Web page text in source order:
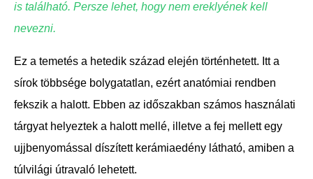
is található. Persze lehet, hogy nem ereklyének kell
nevezni.
Ez a temetés a hetedik század elején történhetett. Itt a
sírok többsége bolygatatlan, ezért anatómiai rendben
fekszik a halott. Ebben az időszakban számos használati
tárgyat helyeztek a halott mellé, illetve a fej mellett egy
ujjbenyomással díszített kerámiaedény látható, amiben a
túlvilági útravaló lehetett.